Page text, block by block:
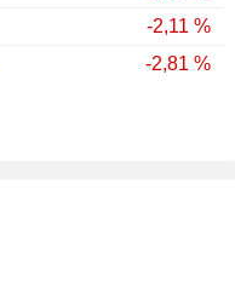
-2,11 %
-2,81 %